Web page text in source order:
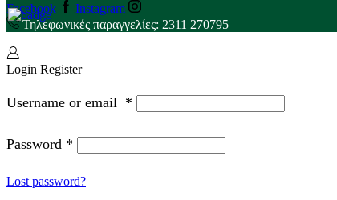
Facebook
Instagram
Τηλεφωνικές παραγγελίες: 2311 270795
Login Register
Username or email *
Password *
Lost password?